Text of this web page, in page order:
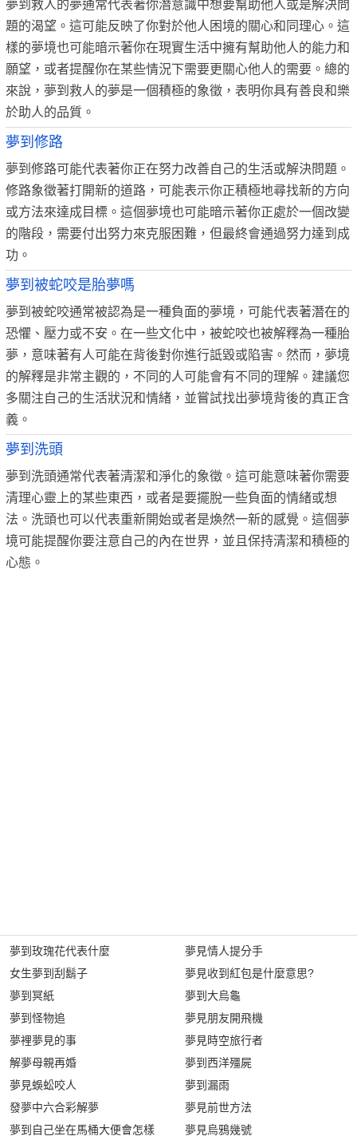
夢到救人的夢通常代表著你潛意識中想要幫助他人或是解決問
題的渴望。這可能反映了你對於他人困境的關心和同理心。這
樣的夢境也可能暗示著你在現實生活中擁有幫助他人的能力和
願望，或者提醒你在某些情況下需要更關心他人的需要。總的
來說，夢到救人的夢是一個積極的象徵，表明你具有善良和樂
於助人的品質。
夢到修路
夢到修路可能代表著你正在努力改善自己的生活或解決問題。
修路象徵著打開新的道路，可能表示你正積極地尋找新的方向
或方法來達成目標。這個夢境也可能暗示著你正處於一個改變
的階段，需要付出努力來克服困難，但最終會通過努力達到成
功。
夢到被蛇咬是胎夢嗎
夢到被蛇咬通常被認為是一種負面的夢境，可能代表著潛在的
恐懼、壓力或不安。在一些文化中，被蛇咬也被解釋為一種胎
夢，意味著有人可能在背後對你進行詆毀或陷害。然而，夢境
的解釋是非常主觀的，不同的人可能會有不同的理解。建議您
多關注自己的生活狀況和情緒，並嘗試找出夢境背後的真正含
義。
夢到洗頭
夢到洗頭通常代表著清潔和淨化的象徵。這可能意味著你需要
清理心靈上的某些東西，或者是要擺脫一些負面的情緒或想
法。洗頭也可以代表重新開始或者是煥然一新的感覺。這個夢
境可能提醒你要注意自己的內在世界，並且保持清潔和積極的
心態。
夢到玫瑰花代表什麼
女生夢到刮鬍子
夢到冥紙
夢到怪物追
夢裡夢見的事
解夢母親再婚
夢見蜈蚣咬人
發夢中六合彩解夢
夢到自己坐在馬桶大便會怎樣
夢見情人提分手
夢見收到紅包是什麼意思?
夢到大烏龜
夢見朋友開飛機
夢見時空旅行者
夢到西洋殭屍
夢到漏雨
夢見前世方法
夢見烏鴉幾號